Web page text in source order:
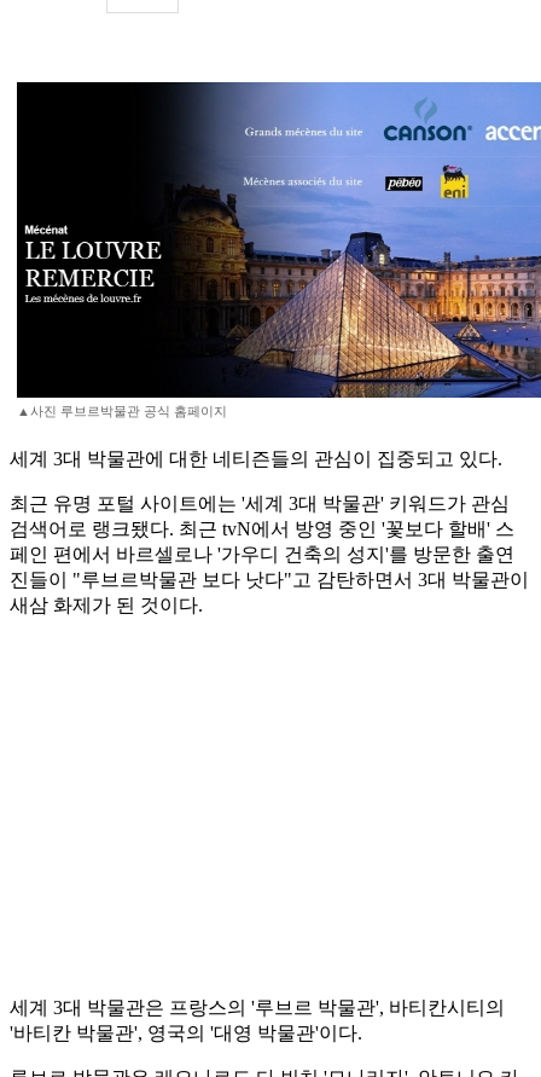
▲사진 루브르박물관 공식 홈페이지
세계 3대 박물관에 대한 네티즌들의 관심이 집중되고 있다.
최근 유명 포털 사이트에는 '세계 3대 박물관' 키워드가 관심
검색어로 랭크됐다. 최근 tvN에서 방영 중인 '꽃보다 할배' 스
페인 편에서 바르셀로나 '가우디 건축의 성지'를 방문한 출연
진들이 "루브르박물관 보다 낫다"고 감탄하면서 3대 박물관이
새삼 화제가 된 것이다.
세계 3대 박물관은 프랑스의 '루브르 박물관', 바티칸시티의
'바티칸 박물관', 영국의 '대영 박물관'이다.